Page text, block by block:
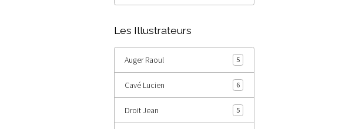
Les Illustrateurs
Auger Raoul 5
Cavé Lucien 6
Droit Jean 5